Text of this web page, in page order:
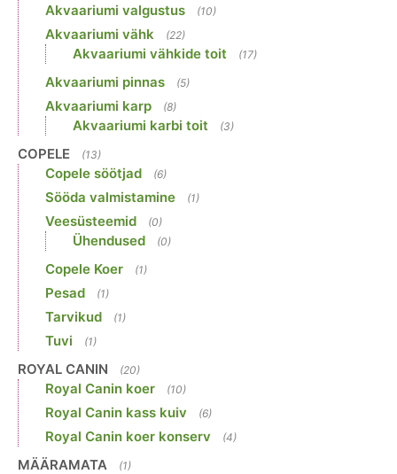
Akvaariumi valgustus (10)
Akvaariumi vähk (22)
Akvaariumi vähkide toit (17)
Akvaariumi pinnas (5)
Akvaariumi karp (8)
Akvaariumi karbi toit (3)
COPELE (13)
Copele söötjad (6)
Sööda valmistamine (1)
Veesüsteemid (0)
Ühendused (0)
Copele Koer (1)
Pesad (1)
Tarvikud (1)
Tuvi (1)
ROYAL CANIN (20)
Royal Canin koer (10)
Royal Canin kass kuiv (6)
Royal Canin koer konserv (4)
MÄÄRAMATA (1)